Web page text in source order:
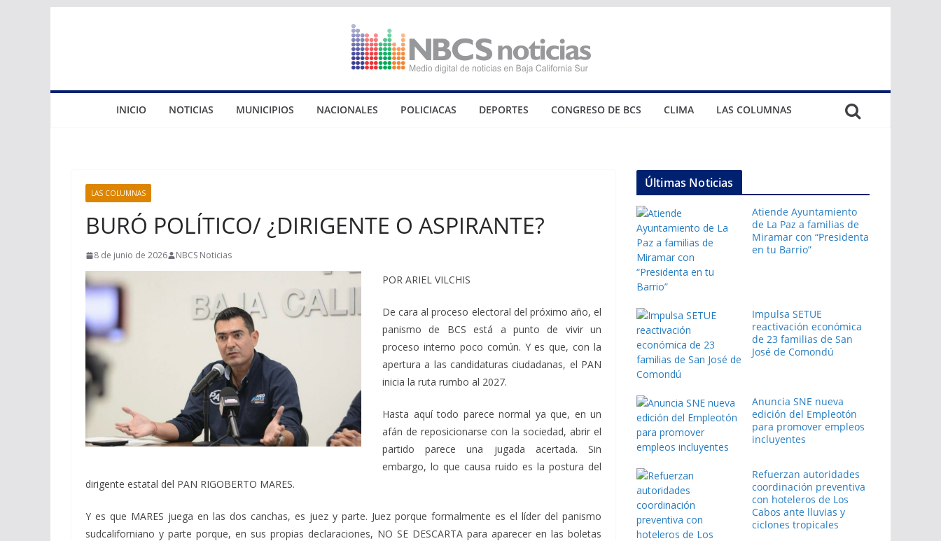
INICIO NOTICIAS MUNICIPIOS NACIONALES POLICIACAS DEPORTES CONGRESO DE BCS CLIMA LAS COLUMNAS
LAS COLUMNAS
BURÓ POLÍTICO/ ¿DIRIGENTE O ASPIRANTE?
8 de junio de 2026 NBCS Noticias
POR ARIEL VILCHIS
De cara al proceso electoral del próximo año, el
panismo de BCS está a punto de vivir un
proceso interno poco común. Y es que, con la
apertura a las candidaturas ciudadanas, el PAN
inicia la ruta rumbo al 2027.
Hasta aquí todo parece normal ya que, en un
afán de reposicionarse con la sociedad, abrir el
partido parece una jugada acertada. Sin
embargo, lo que causa ruido es la postura del
dirigente estatal del PAN RIGOBERTO MARES.
Y es que MARES juega en las dos canchas, es juez y parte. Juez porque formalmente es el líder del panismo
sudcaliforniano y parte porque, en sus propias declaraciones, NO SE DESCARTA para aparecer en las boletas
Últimas Noticias
Atiende Ayuntamiento
de La Paz a familias de
Miramar con “Presidenta
en tu Barrio”
Impulsa SETUE
reactivación económica
de 23 familias de San
José de Comondú
Anuncia SNE nueva
edición del Empleotón
para promover empleos
incluyentes
Refuerzan autoridades
coordinación preventiva
con hoteleros de Los
Cabos ante lluvias y
ciclones tropicales